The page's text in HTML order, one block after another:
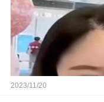
2023/11/20